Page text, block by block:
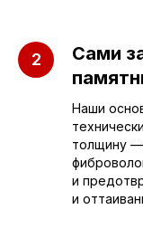
Сами
Наши
толщину —
и
и
+7 (962)
Отдел продаж
г. Энгельс,
+7 (953)